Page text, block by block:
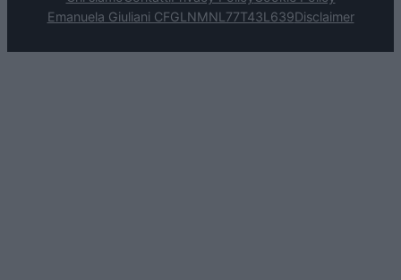
Emanuela Giuliani CFGLNMNL77T43L639Disclaimer